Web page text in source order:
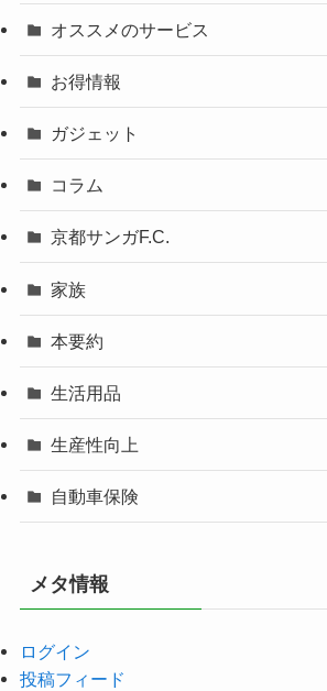
オススメのサービス
お得情報
ガジェット
コラム
京都サンガF.C.
家族
本要約
生活用品
生産性向上
自動車保険
メタ情報
ログイン
投稿フィード